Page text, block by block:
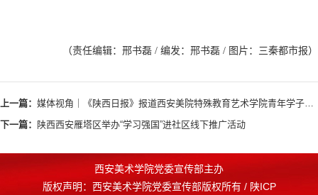
（责任编辑：邢书磊 / 编发：邢书磊 / 图片：三秦都市报）
上一篇： 媒体视角｜《陕西日报》报道西安美院特殊教育艺术学院青年学子风采
下一篇： 陕西西安雁塔区举办“学习强国”进社区线下推广活动
西安美术学院党委宣传部主办
版权声明：西安美术学院党委宣传部版权所有 / 陕ICP